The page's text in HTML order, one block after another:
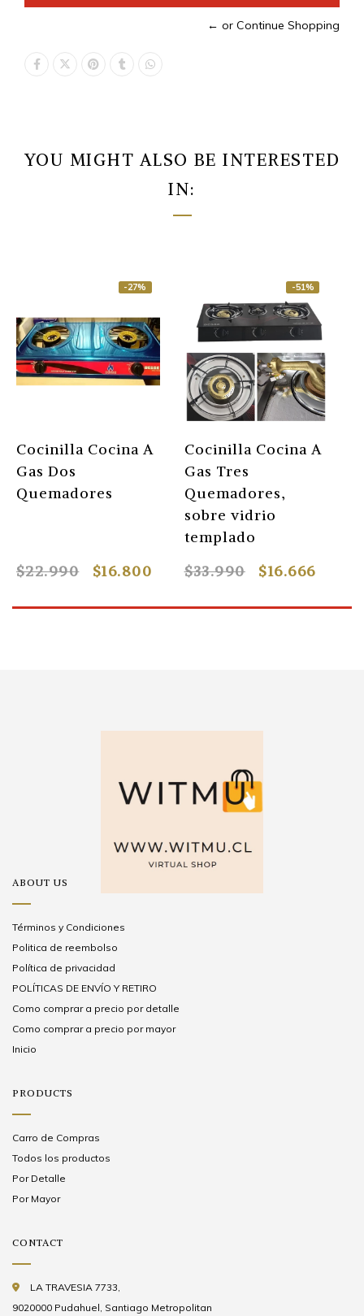
← or Continue Shopping
YOU MIGHT ALSO BE INTERESTED
IN:
-27%
Cocinilla Cocina A
Gas Dos
Quemadores
$22.990 $16.800
-51%
Cocinilla Cocina A
Gas Tres
Quemadores,
sobre vidrio
templado
$33.990
$16.666
ABOUT US
Términos y Condiciones
Politica de reembolso
Política de privacidad
POLÍTICAS DE ENVÍO Y RETIRO
Como comprar a precio por detalle
Como comprar a precio por mayor
Inicio
PRODUCTS
Carro de Compras
Todos los productos
Por Detalle
Por Mayor
CONTACT
LA TRAVESIA 7733,
9020000 Pudahuel, Santiago Metropolitan